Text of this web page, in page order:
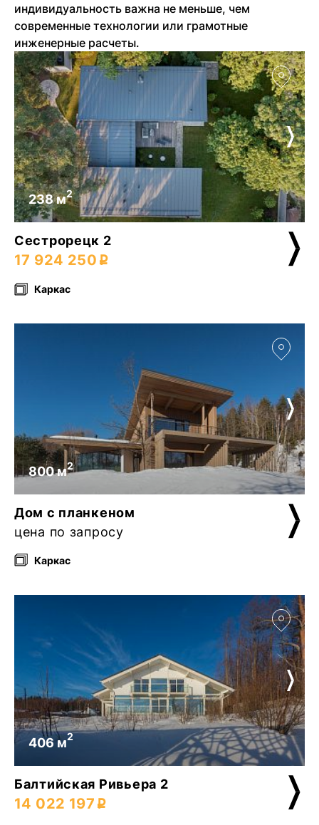
индивидуальность важна не меньше, чем
современные технологии или грамотные
инженерные расчеты.
238 м2
Сестрорецк 2
17 924 250
Каркас
800 м2
Дом с планкеном
цена по запросу
Каркас
406 м2
Балтийская Ривьера 2
14 022 197